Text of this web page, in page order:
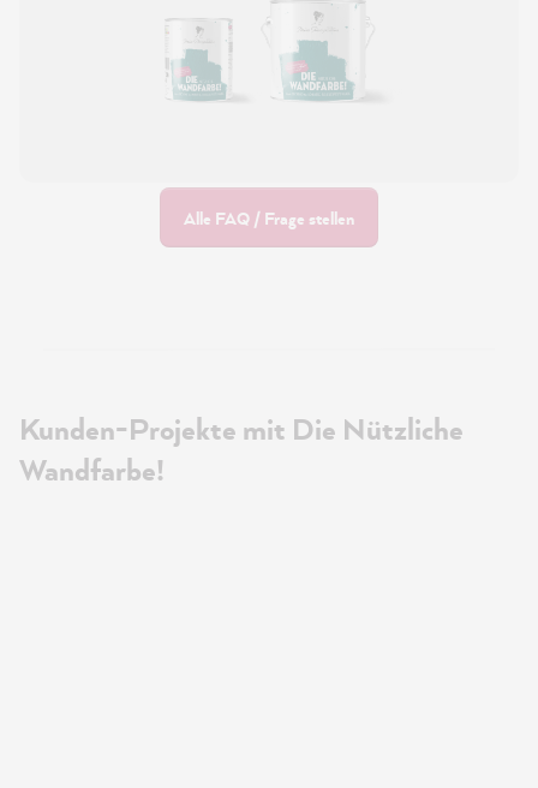
Alle FAQ / Frage stellen
Kunden-Projekte mit Die Nützliche
Wandfarbe!